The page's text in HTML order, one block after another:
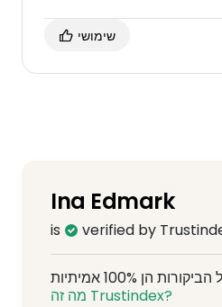
שימושי
Ina Edmark
is verified by
מה זה Trustindex?